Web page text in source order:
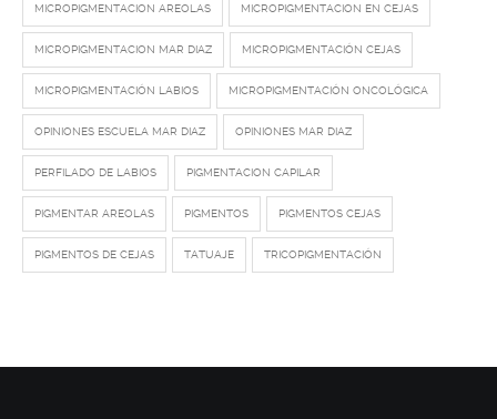
MICROPIGMENTACION AREOLAS MICROPIGMENTACION EN CEJAS
MICROPIGMENTACION MAR DIAZ MICROPIGMENTACIÓN CEJAS
MICROPIGMENTACIÓN LABIOS MICROPIGMENTACIÓN ONCOLÓGICA
OPINIONES ESCUELA MAR DIAZ OPINIONES MAR DIAZ
PERFILADO DE LABIOS PIGMENTACION CAPILAR
PIGMENTAR AREOLAS PIGMENTOS PIGMENTOS CEJAS
PIGMENTOS DE CEJAS TATUAJE TRICOPIGMENTACIÓN